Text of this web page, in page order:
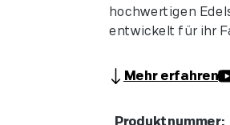
hochwertigen
entwickelt für ihr
Mehr erfahren
Produktnummer: